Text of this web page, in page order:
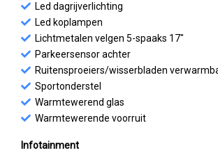
Led dagrijverlichting
Led koplampen
Lichtmetalen velgen 5-spaaks 17"
Parkeersensor achter
Ruitensproeiers/wisserbladen
Sportonderstel
Warmtewerend glas
Warmtewerende voorruit
Infotainment